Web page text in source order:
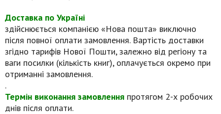
Доставка по Україні
здійснюється компанією «Нова пошта» виключно
після повної оплати замовлення. Вартість доставки
згідно тарифів Нової Пошти, залежно від регіону та
ваги посилки (кількість книг), оплачується окремо при
отриманні замовлення.
.
Термін виконання замовлення протягом 2-х робочих
днів після оплати.